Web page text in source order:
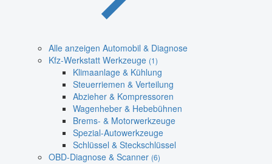
Alle anzeigen Automobil & Diagnose
Kfz-Werkstatt Werkzeuge (1)
Klimaanlage & Kühlung
Steuerriemen & Verteilung
Abzieher & Kompressoren
Wagenheber & Hebebühnen
Brems- & Motorwerkzeuge
Spezial-Autowerkzeuge
Schlüssel & Steckschlüssel
OBD-Diagnose & Scanner (6)